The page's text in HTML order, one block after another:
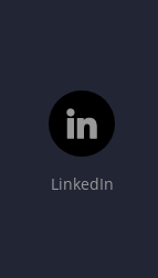
LinkedIn